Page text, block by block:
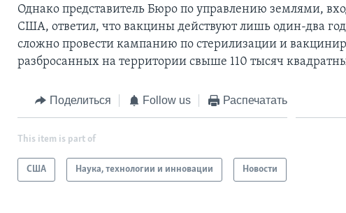
Однако представитель Бюро по управлению землями,
США, ответил, что вакцины действуют лишь один-два
сложно провести кампанию по стерилизации и
разбросанных на территории свыше 110 тысяч
Поделиться Follow us Распечатать
This item is part of
США Наука, технологии и инновации Новости